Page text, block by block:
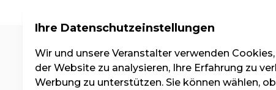
Ihre Datenschutzeinstellungen
Wir und unsere Veranstalter verwenden
der Website zu analysieren, Ihre Erfahrung zu
Werbung zu unterstützen. Sie können wählen,